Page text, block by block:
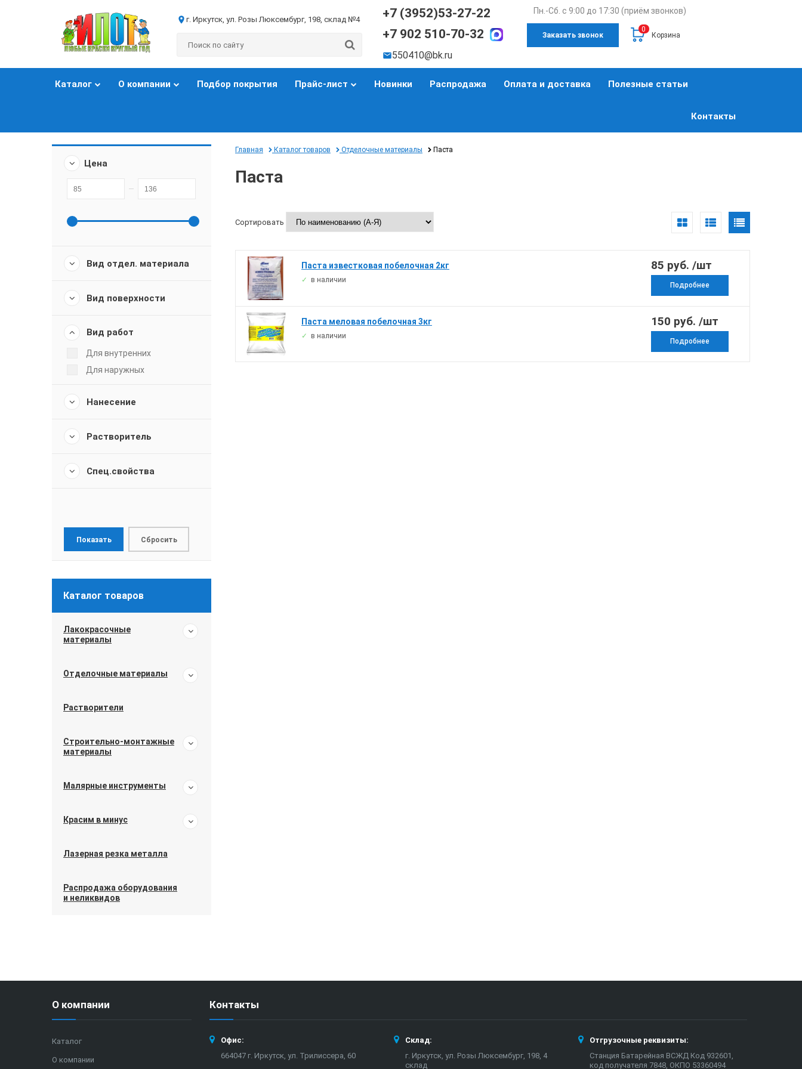
г. Иркутск, ул. Розы Люксембург, 198, склад №4
+7 (3952)53-27-22
+7 902 510-70-32
550410@bk.ru
Пн.-Сб. с 9:00 до 17:30 (приём звонков)
Заказать звонок Корзина
0
Каталог О компании Подбор покрытия Прайс-лист Новинки Распродажа Оплата и доставка Полезные статьи
Контакты
Цена
Вид отдел. материала
Вид поверхности
Вид работ
Для внутренних
Для наружных
Нанесение
Растворитель
Спец.свойства
Каталог товаров
Лакокрасочные
материалы
Отделочные материалы
Растворители
Строительно-монтажные
материалы
Малярные инструменты
Красим в минус
Лазерная резка металла
Распродажа оборудования
и неликвидов
Главная Каталог товаров Отделочные материалы Паста
Паста
Сортировать
Паста известковая побелочная 2кг
в наличии
85 руб. /шт
Подробнее
Паста меловая побелочная 3кг
в наличии
150 руб. /шт
Подробнее
О компании
Каталог
О компании
Контакты
Офис:
664047 г. Иркутск, ул. Трилиссера, 60
Склад:
г. Иркутск, ул. Розы Люксембург, 198, 4
склад
Отгрузочные реквизиты:
Станция Батарейная ВСЖД Код 932601,
код получателя 7848, ОКПО 53360494